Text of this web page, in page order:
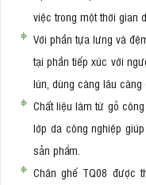
việc trong một thời gian
Với phần tựa lưng và
tại phần tiếp xúc với
lún, dùng càng lâu càng
Chất liệu làm từ gỗ
lớp da công nghiệp
sản phẩm.
Chân ghế TQ08 được